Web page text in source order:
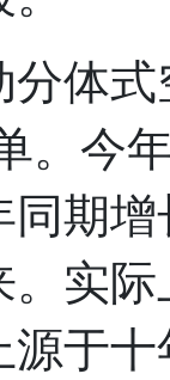
体
。今
期
实
于